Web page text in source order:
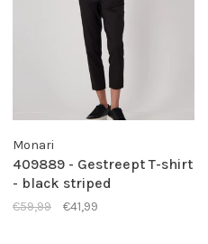
Monari
409889 - Gestreept T-shirt
- black striped
€59,99 €41,99